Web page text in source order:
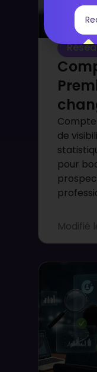
Compte
de
pour
Modifié